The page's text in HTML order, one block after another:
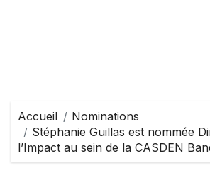
Accueil
Nominations
Stéphanie Guillas est nommée
l’Impact au sein de la CASDEN